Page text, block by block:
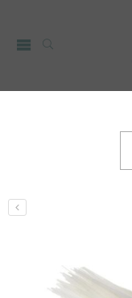
Διάφανα 100 τεμ.